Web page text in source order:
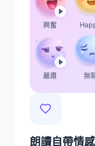
興奮
嚴肅 無
朗讀自帶情感